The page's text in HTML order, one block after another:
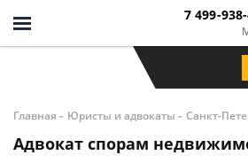
7 499-
Главная - Юристы и адвокаты - Санкт-
Адвокат спорам